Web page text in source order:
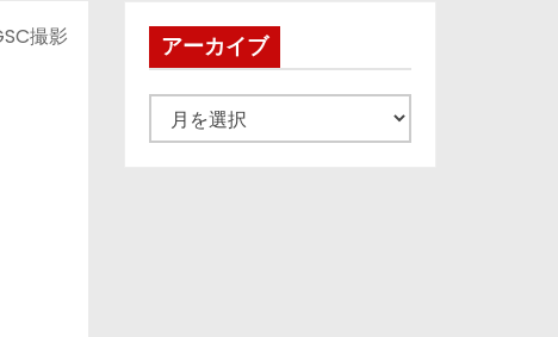
撮影
アーカイブ
ー